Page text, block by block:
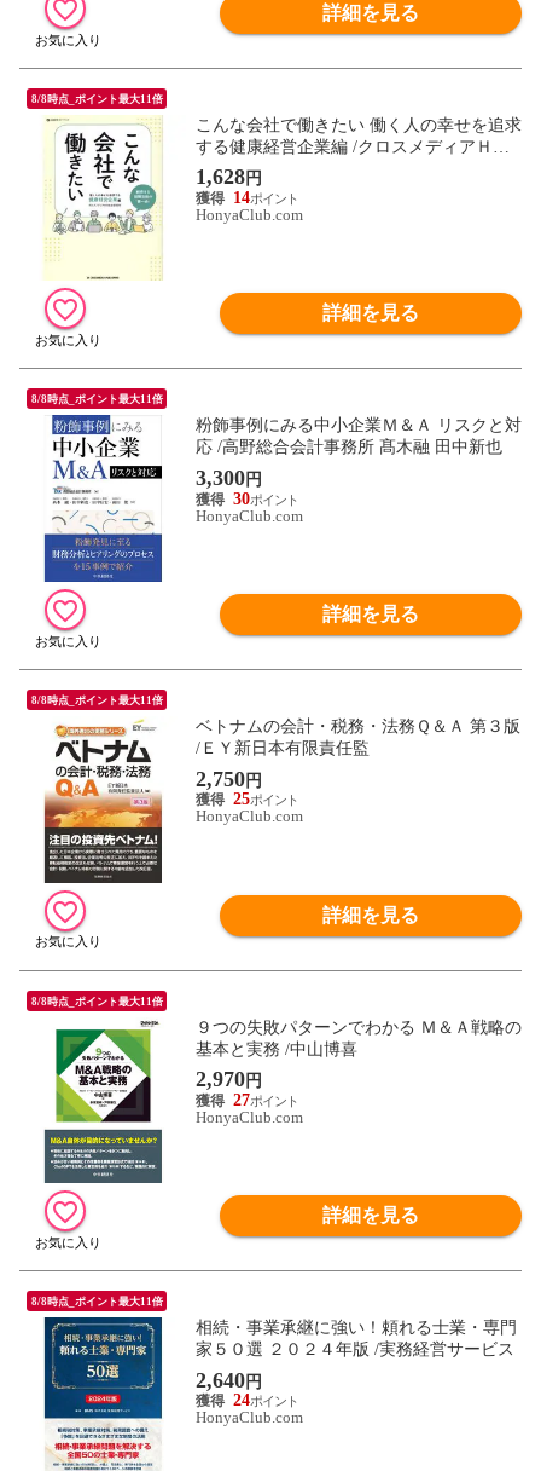
詳細を見る
8/8時点_ポイント最大11倍
こんな会社で働きたい 働く人の幸せを追求
する健康経営企業編 /クロスメディアＨＲ
総
1,628円
14
HonyaClub.com
詳細を見る
8/8時点_ポイント最大11倍
粉飾事例にみる中小企業Ｍ＆Ａ リスクと対
応 /高野総合会計事務所 髙木融 田中新也
3,300円
30
HonyaClub.com
詳細を見る
8/8時点_ポイント最大11倍
ベトナムの会計・税務・法務Ｑ＆Ａ 第３版
/ＥＹ新日本有限責任監
2,750円
25
HonyaClub.com
詳細を見る
8/8時点_ポイント最大11倍
９つの失敗パターンでわかる Ｍ＆Ａ戦略の
基本と実務 /中山博喜
2,970円
27
HonyaClub.com
詳細を見る
8/8時点_ポイント最大11倍
相続・事業承継に強い！頼れる士業・専門
家５０選 ２０２４年版 /実務経営サービス
2,640円
24
HonyaClub.com